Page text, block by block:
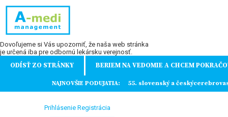
Dovoľujeme si Vás upozorniť, že naša web stránka
je určená iba pre odbornú lekársku verejnosť.
ODÍSŤ ZO STRÁNKY BERIEM NA VEDOMIE A CHCEM
NAJNOVŠIE PODUJATIA: 55. slovenský a
Prihlásenie Registrácia